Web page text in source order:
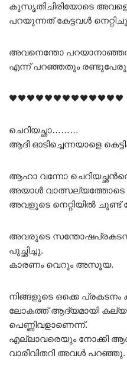
കുസൃതിചിരിയോടെ അവളെ
പറയുന്നത് കേട്ടവൾ
അവനെന്തോ
എന്ന് പറഞ്ഞതും
🖤🖤🖤🖤🖤🖤🖤🖤🖤🖤🖤🖤🖤
ചെറിയച്ഛാ………
ആദി ഓടിച്ചെന്നയാളെ
ആഹാ വന്നോ ചെറിയച്ഛൻറെ
അയാൾ വാത്സല്യത്തോടെ
അവളുടെ നെറ്റിയിൽ ചുണ്ട്
അവരുടെ
പുച്ഛിച്ചു.
കാരണം വെറും അസൂയ.
നിങ്ങളുടെ ഒക്കെ
ലോകത്ത് ആദ്യമായി
പെണ്ണിവളാണെന്ന്.
എല്ലാവരെയും നോക്കി
വാരിവിതറി അവൾ പറഞ്ഞു.